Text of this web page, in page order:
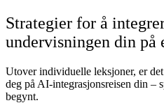
Strategier for å
undervisningen din på
Utover individuelle leksjoner, er
deg på AI-integrasjonsreisen din –
begynt.